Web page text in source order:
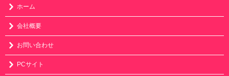
ホーム
会社概要
お問い合わせ
PCサイト